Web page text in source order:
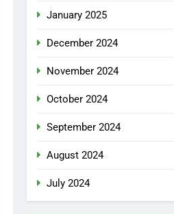
January 2025
December 2024
November 2024
October 2024
September 2024
August 2024
July 2024